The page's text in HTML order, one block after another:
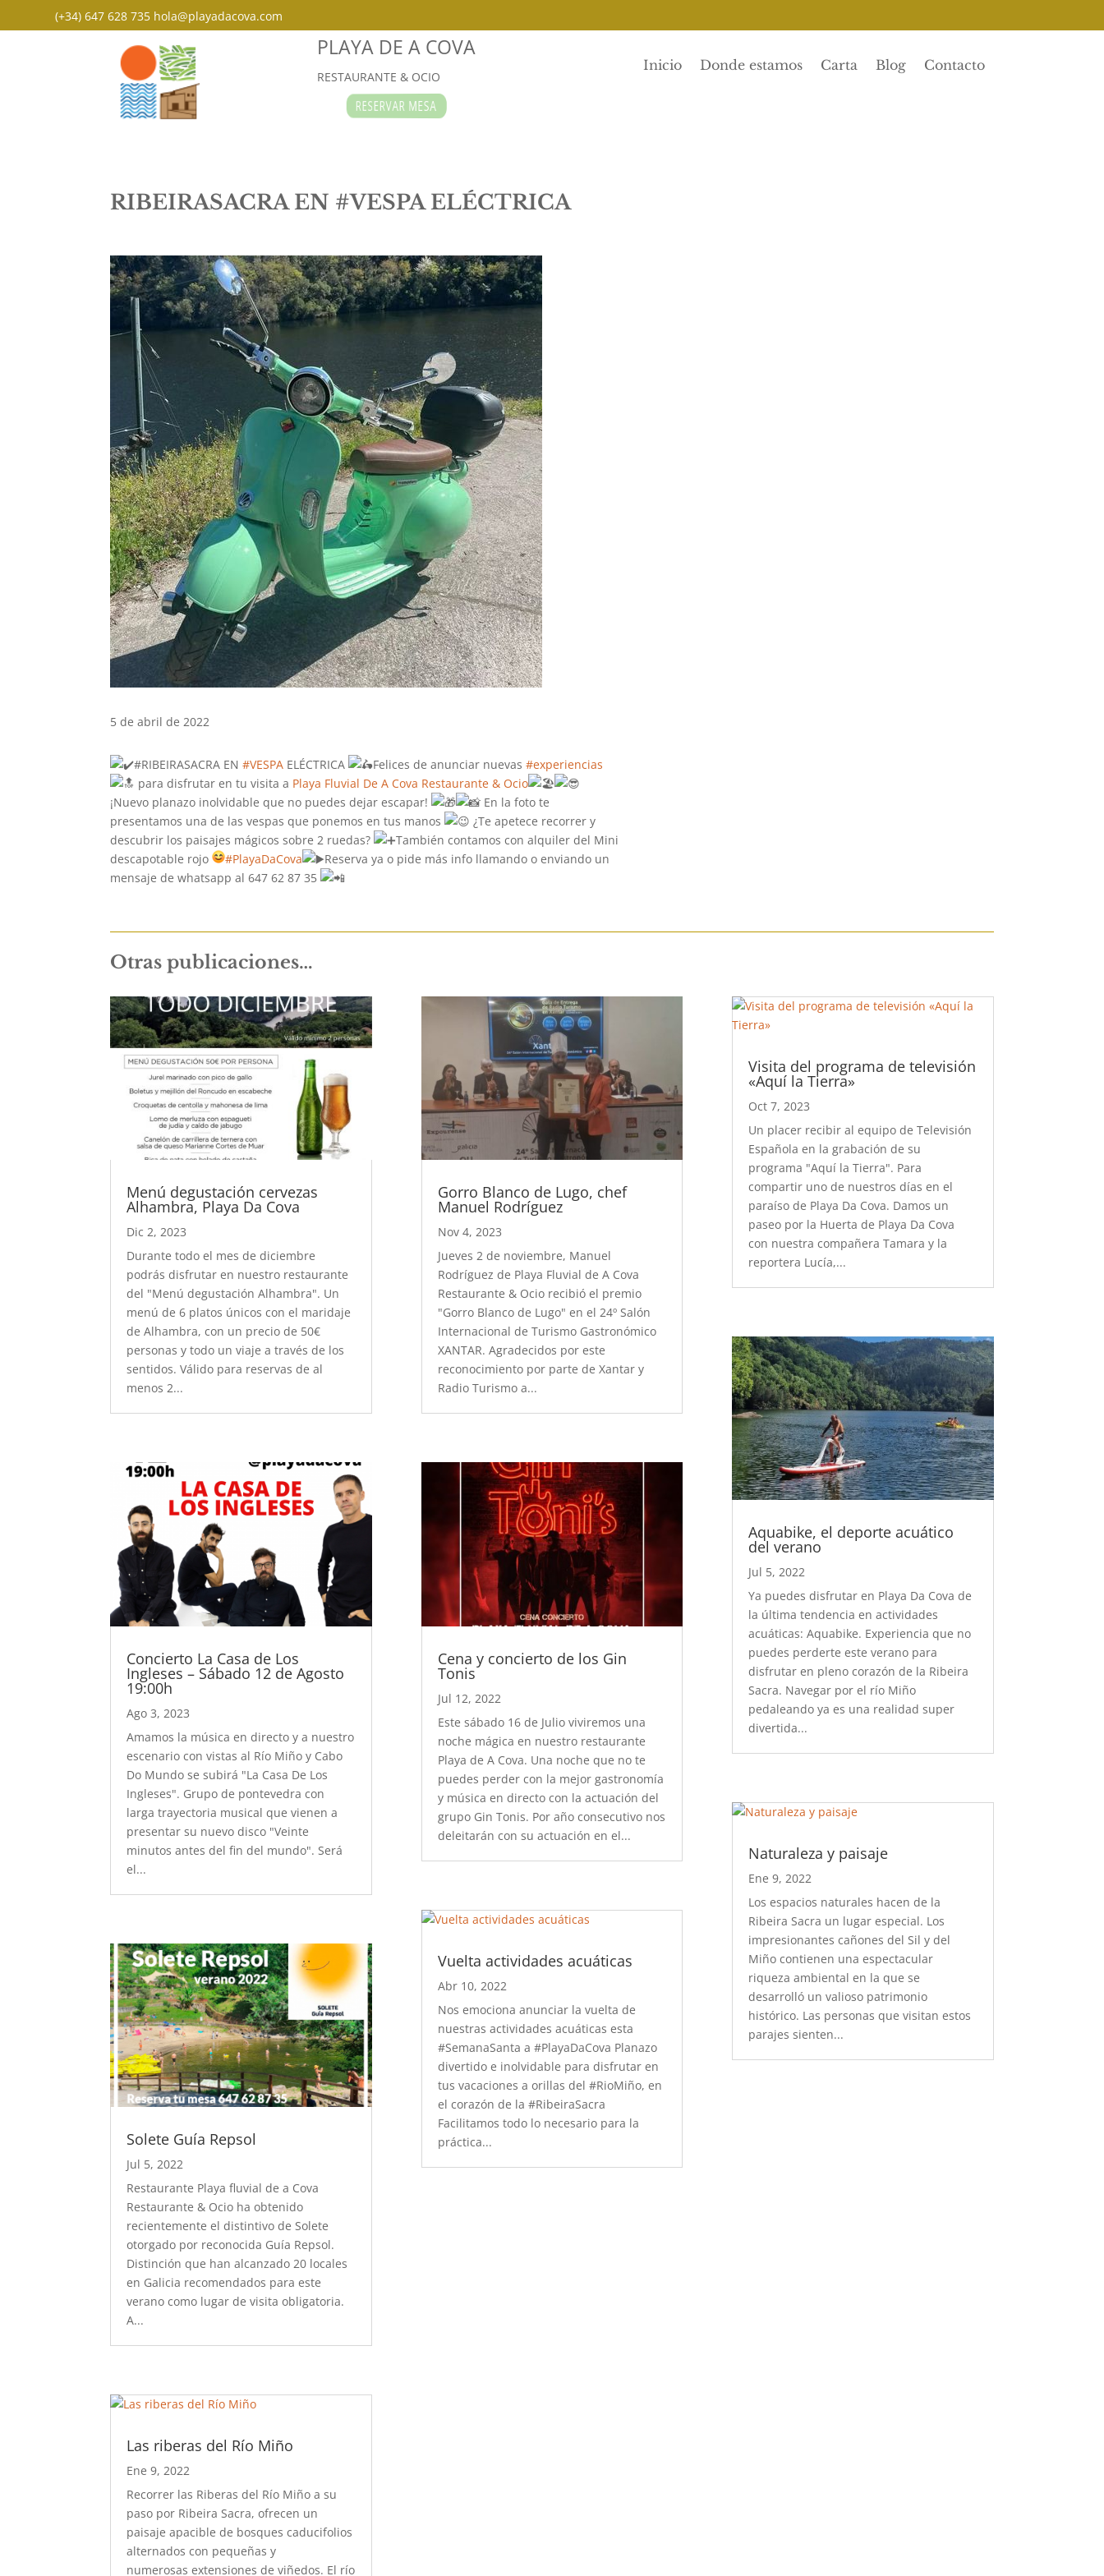
(+34) 647 628 735 hola@playadacova.com
PLAYA DE A COVA
RESTAURANTE & OCIO
RESERVAR MESA
Inicio Donde estamos Carta Blog Contacto
RIBEIRASACRA EN #VESPA ELÉCTRICA
5 de abril de 2022
#RIBEIRASACRA EN#VESPA ELÉCTRICA Felices de anunciar nuevas#experiencias
para disfrutar en tu visita a Playa Fluvial De A Cova Restaurante & Ocio
¡Nuevo planazo inolvidable que no puedes dejar escapar!
En la foto te
presentamos una de las vespas que ponemos en tus manos
¿Te apetece recorrer y
descubrir los paisajes mágicos sobre 2 ruedas?
También contamos con alquiler del Mini
descapotable rojo
#PlayaDaCova
Reserva ya o pide más info llamando o enviando un
mensaje de whatsapp al 647 62 87 35
Otras publicaciones…
Menú degustación cervezas
Alhambra, Playa Da Cova
Dic 2, 2023
Durante todo el mes de diciembre
podrás disfrutar en nuestro restaurante
del "Menú degustación Alhambra". Un
menú de 6 platos únicos con el maridaje
de Alhambra, con un precio de 50€
personas y todo un viaje a través de los
sentidos. Válido para reservas de al
menos 2...
Concierto La Casa de Los
Ingleses – Sábado 12 de Agosto
19:00h
Ago 3, 2023
Amamos la música en directo y a nuestro
escenario con vistas al Río Miño y Cabo
Do Mundo se subirá "La Casa De Los
Ingleses". Grupo de pontevedra con
larga trayectoria musical que vienen a
presentar su nuevo disco "Veinte
minutos antes del fin del mundo". Será
el...
Solete Guía Repsol
Jul 5, 2022
Restaurante Playa fluvial de a Cova
Restaurante & Ocio ha obtenido
recientemente el distintivo de Solete
otorgado por reconocida Guía Repsol.
Distinción que han alcanzado 20 locales
en Galicia recomendados para este
verano como lugar de visita obligatoria.
A...
Las riberas del Río Miño
Ene 9, 2022
Recorrer las Riberas del Río Miño a su
paso por Ribeira Sacra, ofrecen un
paisaje apacible de bosques caducifolios
alternados con pequeñas y
numerosas extensiones de viñedos. El río
Gorro Blanco de Lugo, chef
Manuel Rodríguez
Nov 4, 2023
Jueves 2 de noviembre, Manuel
Rodríguez de Playa Fluvial de A Cova
Restaurante & Ocio recibió el premio
"Gorro Blanco de Lugo" en el 24º Salón
Internacional de Turismo Gastronómico
XANTAR. Agradecidos por este
reconocimiento por parte de Xantar y
Radio Turismo a...
Cena y concierto de los Gin
Tonis
Jul 12, 2022
Este sábado 16 de Julio viviremos una
noche mágica en nuestro restaurante
Playa de A Cova. Una noche que no te
puedes perder con la mejor gastronomía
y música en directo con la actuación del
grupo Gin Tonis. Por año consecutivo nos
deleitarán con su actuación en el...
Vuelta actividades acuáticas
Abr 10, 2022
Nos emociona anunciar la vuelta de
nuestras actividades acuáticas esta
#SemanaSanta a #PlayaDaCova Planazo
divertido e inolvidable para disfrutar en
tus vacaciones a orillas del #RioMiño, en
el corazón de la #RibeiraSacra
Facilitamos todo lo necesario para la
práctica...
Visita del programa de televisión
«Aquí la Tierra»
Oct 7, 2023
Un placer recibir al equipo de Televisión
Española en la grabación de su
programa "Aquí la Tierra". Para
compartir uno de nuestros días en el
paraíso de Playa Da Cova. Damos un
paseo por la Huerta de Playa Da Cova
con nuestra compañera Tamara y la
reportera Lucía,...
Aquabike, el deporte acuático
del verano
Jul 5, 2022
Ya puedes disfrutar en Playa Da Cova de
la última tendencia en actividades
acuáticas: Aquabike. Experiencia que no
puedes perderte este verano para
disfrutar en pleno corazón de la Ribeira
Sacra. Navegar por el río Miño
pedaleando ya es una realidad super
divertida...
Naturaleza y paisaje
Ene 9, 2022
Los espacios naturales hacen de la
Ribeira Sacra un lugar especial. Los
impresionantes cañones del Sil y del
Miño contienen una espectacular
riqueza ambiental en la que se
desarrolló un valioso patrimonio
histórico. Las personas que visitan estos
parajes sienten...